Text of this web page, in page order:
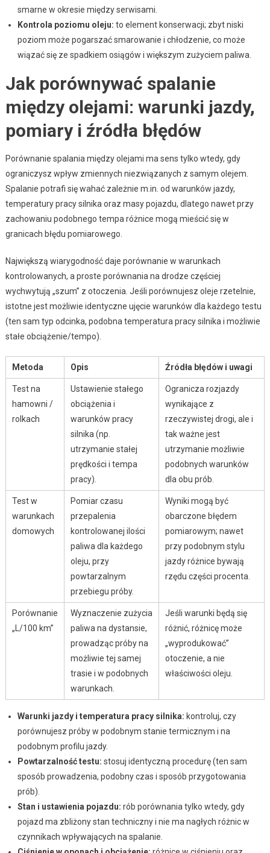
smarne w okresie między serwisami.
Kontrola poziomu oleju: to element konserwacji; zbyt niski
poziom może pogarszać smarowanie i chłodzenie, co może
wiązać się ze spadkiem osiągów i większym zużyciem paliwa.
Jak porównywać spalanie
między olejami: warunki jazdy,
pomiary i źródła błędów
Porównanie spalania między olejami ma sens tylko wtedy, gdy
ograniczysz wpływ zmiennych niezwiązanych z samym olejem.
Spalanie potrafi się wahać zależnie m.in. od warunków jazdy,
temperatury pracy silnika oraz masy pojazdu, dlatego nawet przy
zachowaniu podobnego tempa różnice mogą mieścić się w
granicach błędu pomiarowego.
Największą wiarygodność daje porównanie w warunkach
kontrolowanych, a proste porównania na drodze częściej
wychwytują „szum” z otoczenia. Jeśli porównujesz oleje rzetelnie,
istotne jest możliwie identyczne ujęcie warunków dla każdego testu
(ten sam typ odcinka, podobna temperatura pracy silnika i możliwie
stałe obciążenie/tempo).
Metoda Opis Źródła błędów i uwagi
Test na
hamowni /
rolkach
Ustawienie stałego
obciążenia i
warunków pracy
silnika (np.
utrzymanie stałej
prędkości i tempa
pracy).
Ogranicza rozjazdy
wynikające z
rzeczywistej drogi, ale i
tak ważne jest
utrzymanie możliwie
podobnych warunków
dla obu prób.
Test w
warunkach
domowych
Pomiar czasu
przepalenia
kontrolowanej ilości
paliwa dla każdego
oleju, przy
powtarzalnym
przebiegu próby.
Wyniki mogą być
obarczone błędem
pomiarowym; nawet
przy podobnym stylu
jazdy różnice bywają
rzędu części procenta.
Porównanie
„L/100 km”
Wyznaczenie zużycia
paliwa na dystansie,
prowadząc próby na
możliwie tej samej
trasie i w podobnych
warunkach.
Jeśli warunki będą się
różnić, różnicę może
„wyprodukować”
otoczenie, a nie
właściwości oleju.
Warunki jazdy i temperatura pracy silnika: kontroluj, czy
porównujesz próby w podobnym stanie termicznym i na
podobnym profilu jazdy.
Powtarzalność testu: stosuj identyczną procedurę (ten sam
sposób prowadzenia, podobny czas i sposób przygotowania
prób).
Stan i ustawienia pojazdu: rób porównania tylko wtedy, gdy
pojazd ma zbliżony stan techniczny i nie ma nagłych różnic w
czynnikach wpływających na spalanie.